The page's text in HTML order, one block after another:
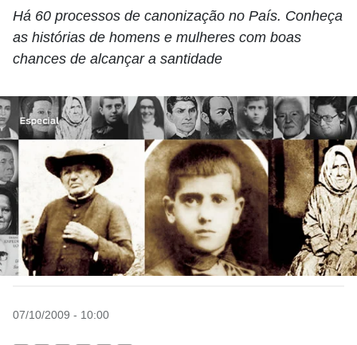
Há 60 processos de canonização no País. Conheça
as histórias de homens e mulheres com boas
chances de alcançar a santidade
07/10/2009 - 10:00